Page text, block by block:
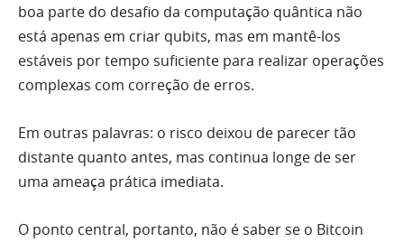
boa parte do desafio da computação quântica não
está apenas em criar qubits, mas em mantê-los
estáveis por tempo suficiente para realizar operações
complexas com correção de erros.
Em outras palavras: o risco deixou de parecer tão
distante quanto antes, mas continua longe de ser
uma ameaça prática imediata.
O ponto central, portanto, não é saber se o Bitcoin